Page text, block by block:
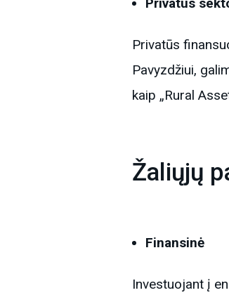
Privatūs
Pavyzdžiui,
kaip „Rural
Žaliųjų
Finansinė
Investuojant į